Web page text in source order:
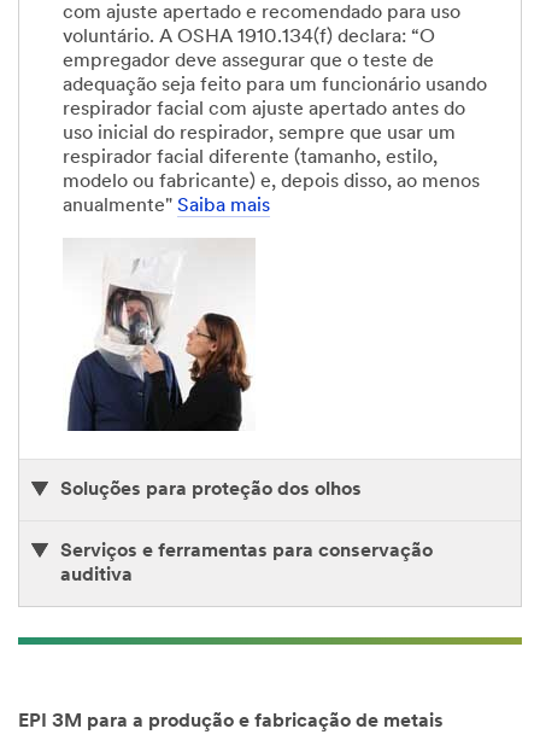
com ajuste apertado e recomendado para uso
voluntário. A OSHA 1910.134(f) declara: “O
empregador deve assegurar que o teste de
adequação seja feito para um funcionário usando
respirador facial com ajuste apertado antes do
uso inicial do respirador, sempre que usar um
respirador facial diferente (tamanho, estilo,
modelo ou fabricante) e, depois disso, ao menos
anualmente" Saiba mais
Soluções para proteção dos olhos
Serviços e ferramentas para conservação
auditiva
EPI 3M para a produção e fabricação de metais